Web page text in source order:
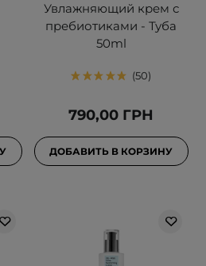
Увлажняющий крем с
пребиотиками - Туба
50ml
50
790,00 ГРН
ДОБАВИТЬ В КОРЗИНУ